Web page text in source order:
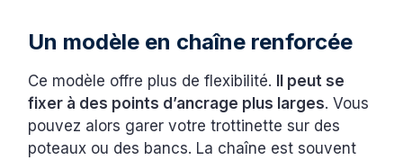
Un modèle en chaîne renforcée
Ce modèle offre plus de flexibilité. Il peut se
fixer à des points d’ancrage plus larges. Vous
pouvez alors garer votre trottinette sur des
poteaux ou des bancs. La chaîne est souvent